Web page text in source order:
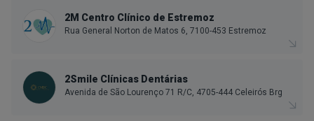
2M Centro Clínico de Estremoz
Rua General Norton de Matos 6, 7100-453 Estremoz
2Smile Clínicas Dentárias
Avenida de São Lourenço 71 R/C, 4705-444 Celeirós Brg